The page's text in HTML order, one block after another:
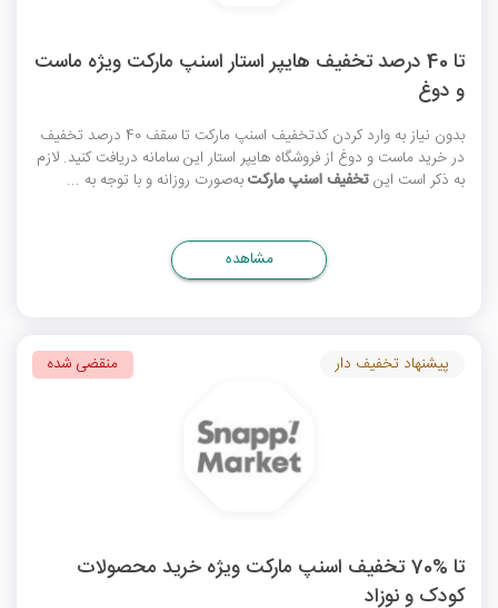
تا 40 درصد تخفیف هایپر استار اسنپ مارکت ویژه ماست
و دوغ
بدون نیاز به وارد کردنکدتخفیف اسنپ مارکت
تا سقف 40 درصد تخفیف
در خرید ماست و دوغ از فروشگاه هایپر استار این سامانه دریافت کنید. لازم
به ذکر است اینتخفیف اسنپ مارکتبه‌صورت روزانه و با توجه به ...
مشاهده
تا %70 تخفیف اسنپ مارکت ویژه خرید محصولات
کودک و نوزاد
پیشنهاد تخفیف دار منقضی شده